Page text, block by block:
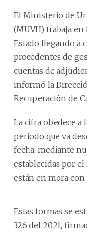
El Ministerio de
(MUVH) trabaja
Estado llegando a
procedentes de
cuentas de
informó la
Recuperación de
La cifra obedece a
periodo que va
fecha, mediante
establecidas por el
están en mora con
Estas formas se
326 del 2021,